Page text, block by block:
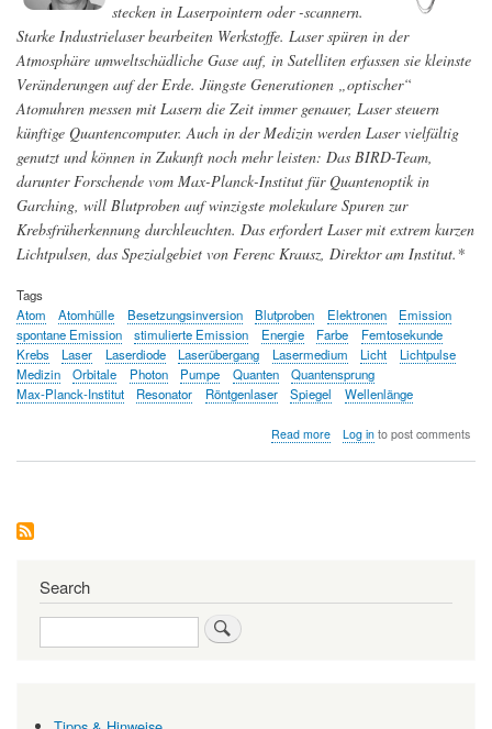
stecken in Laserpointern oder -scannern.
Starke Industrielaser bearbeiten Werkstoffe. Laser spüren in der
Atmosphäre umweltschädliche Gase auf, in Satelliten erfassen sie kleinste
Veränderungen auf der Erde. Jüngste Generationen „optischer“
Atomuhren messen mit Lasern die Zeit immer genauer, Laser steuern
künftige Quantencomputer. Auch in der Medizin werden Laser vielfältig
genutzt und können in Zukunft noch mehr leisten: Das BIRD-Team,
darunter Forschende vom Max-Planck-Institut für Quantenoptik in
Garching, will Blutproben auf winzigste molekulare Spuren zur
Krebsfrüherkennung durchleuchten. Das erfordert Laser mit extrem kurzen
Lichtpulsen, das Spezialgebiet von Ferenc Krausz, Direktor am Institut.*
Tags
Atom
Atomhülle Besetzungsinversion Blutproben Elektronen
Emission
spontane Emission
stimulierte Emission Energie Farbe
Femtosekunde
Krebs
Laser Laserdiode Laserübergang Lasermedium Licht
Lichtpulse
Medizin
Orbitale Photon Pumpe Quanten
Quantensprung
Max-Planck-Institut
Resonator Röntgenlaser Spiegel Wellenlänge
Read moreabout
Anwendungsmöglichkeiten
Log into post comments
Search
Search